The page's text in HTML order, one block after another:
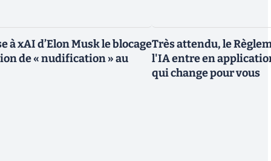
à xAI d’Elon Musk le blocage
de « nudification » au
Très attendu, le
l'IA entre en
qui change pour vous